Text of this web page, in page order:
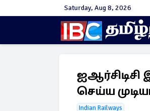
Saturday, Aug 8, 2026
செய்ய
Indian Railways